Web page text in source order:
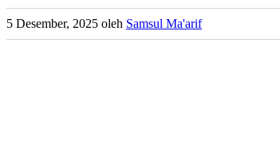
5 Desember, 2025 oleh Samsul Ma'arif